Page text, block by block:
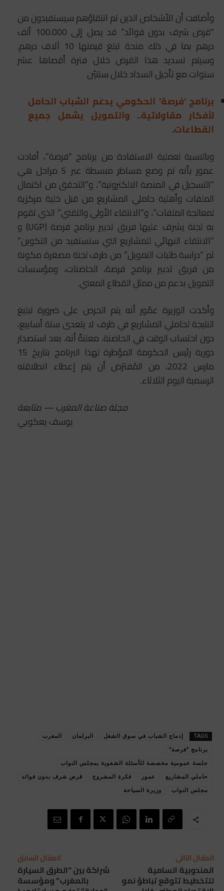
وأضافت أن الأشخاص الذين تم انتقاؤهم سيستفيدون من
“قرض شرف بدون فوائد” قد يصل إلى 100.000 ألف
درهم بما في ذلك منحة تبلغ قيمتها 10 آلاف درهم.
وسيتم تسديد هذا القرض خلال فترة أقصاها عشر
سنوات مع تأجيل السداد خلال سنتيْن
برنامج ‘فرصة’ الحكومي يدعَم الشباب الحامل
لأفكار مقاولاتية.. والتمويل يشمل جميع
القطاعات.
وبالنسبة لعملية الاستفادة من برنامج “فرصة”، أفادت
عمور بأنه تم وضع مساطر مبسطة عبر 5 مراحل هي
“التسجيل في المنصة الالكترونية”، و“التحقق من اكتمال
الملفات وأهلية حاملي المشاريع من قبل خلية مركزية
لمعالجة الملفات”، و”الانتقاء الأولي والتقني” الذي تقوم
به لجنة يشرف عليها فريق تدبير برنامج فرصة (UGP) و
“الانتقاء النهائي للمشاريع التي ستستفيد من التكوين”
ثم “دراسة طلبات التمويل” من طرف لجنة مصغرة مكونة
من فريق تدبير برنامج فرصة، الحاضنات، ومؤسسات
التمويل بدعم من ممثل القطاع المعني.
وأكدت الوزيرة عمّور أنه يتم الحرص على ضرورة تبليغ
النتيجة لحاملي المشاريع في ظرف لا يتعدى ستة أسابيع،
دون احتساب الوقت في الحاضنة، معلنةً أنه، بعد استصدار
دورية رئيس الحكومة المؤطرة لهذا البرنامج بتاريخ 15
مارس 2022، من المُفترَض أن يتم إعطاء انطلاقته
الرسمية اليوم الثلاثاء.
مجلة صناعة المغرب — متابعة
يوسف يعكوبي
TAGS إدماج الشباب في سوق الشغل البرلمان المغرب
برنامج "فرصة"
جلسة عمومية مخصصة للأسئلة الشفوية بمجلس النواب
حاملي المشاريع عمور فكرة المشروع قرض شرف بدون فوائد
مجلس النواب وزيرة السياحة
المقال السابق
شراكة بين “الطرق السيارة
بالمغرب” ومؤسسة
المقال التالي
المندوبية السامية
للتخطيط تتوقع تباطؤ نمو